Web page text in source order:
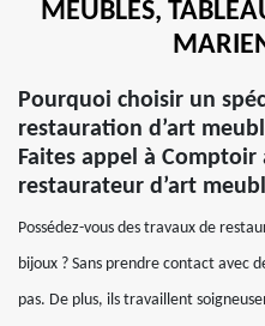
MEUBLES,
Pourquoi choisir un
restauration d’art
Faites appel à
restaurateur d’art
Possédez-vous des travaux de
bijoux ? Sans prendre contact avec
pas. De plus, ils travaillent